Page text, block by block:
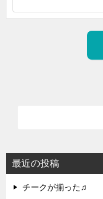
最近の投稿
チークが揃った♫